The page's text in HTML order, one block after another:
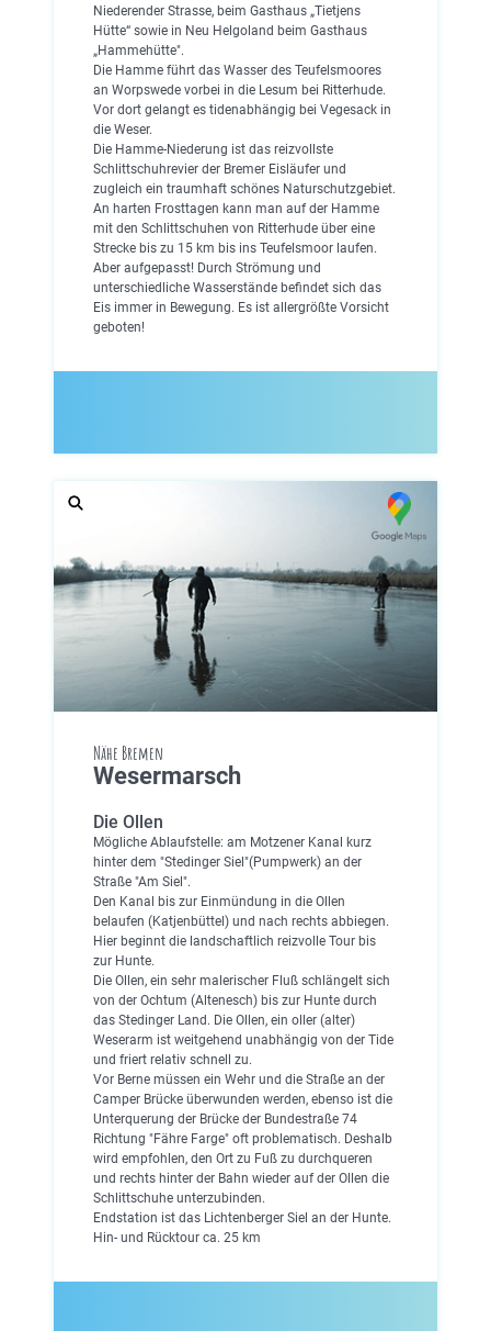
Niederender Strasse, beim Gasthaus „Tietjens
Hütte“ sowie in Neu Helgoland beim Gasthaus
„Hammehütte".
Die Hamme führt das Wasser des Teufelsmoores
an Worpswede vorbei in die Lesum bei Ritterhude.
Vor dort gelangt es tidenabhängig bei Vegesack in
die Weser.
Die Hamme-Niederung ist das reizvollste
Schlittschuhrevier der Bremer Eisläufer und
zugleich ein traumhaft schönes Naturschutzgebiet.
An harten Frosttagen kann man auf der Hamme
mit den Schlittschuhen von Ritterhude über eine
Strecke bis zu 15 km bis ins Teufelsmoor laufen.
Aber aufgepasst! Durch Strömung und
unterschiedliche Wasserstände befindet sich das
Eis immer in Bewegung. Es ist allergrößte Vorsicht
geboten!
Nähe Bremen
Wesermarsch
Die Ollen
Mögliche Ablaufstelle: am Motzener Kanal kurz
hinter dem "Stedinger Siel"(Pumpwerk) an der
Straße "Am Siel".
Den Kanal bis zur Einmündung in die Ollen
belaufen (Katjenbüttel) und nach rechts abbiegen.
Hier beginnt die landschaftlich reizvolle Tour bis
zur Hunte.
Die Ollen, ein sehr malerischer Fluß schlängelt sich
von der Ochtum (Altenesch) bis zur Hunte durch
das Stedinger Land. Die Ollen, ein oller (alter)
Weserarm ist weitgehend unabhängig von der Tide
und friert relativ schnell zu.
Vor Berne müssen ein Wehr und die Straße an der
Camper Brücke überwunden werden, ebenso ist die
Unterquerung der Brücke der Bundestraße 74
Richtung "Fähre Farge" oft problematisch. Deshalb
wird empfohlen, den Ort zu Fuß zu durchqueren
und rechts hinter der Bahn wieder auf der Ollen die
Schlittschuhe unterzubinden.
Endstation ist das Lichtenberger Siel an der Hunte.
Hin- und Rücktour ca. 25 km